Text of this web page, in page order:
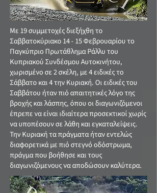
Με 19 συμμετοχές διεξήχθη το
Σαββατοκύριακο 14 - 15 Φεβρουαρίου το
Παγκύπριο Πρωτάθλημα Ράλλυ του
Κυπριακού Συνδέσμου Αυτοκινήτου,
χωρισμένο σε 2 σκέλη, με 4 ειδικές το
Σάββατο και 4 την Κυριακή. Οι ειδικές του
Σαββάτου ήταν πιό απαιτητικές λόγο της
βροχής και λάσπης, όπου οι διαγωνιζόμενοι
έπρεπε να είναι ιδιαίτερα προσεκτικοί χωρίς
να υποπέσουν σε λάθη και εγκαταλείψεις.
Την Κυριακή τα πράγματα ήταν εντελώς
διαφορετικά με πιό στεγνό οδόστρωμα,
πράγμα που βοήθησε και τους
διαγωνιζόμενους να αποδώσουν καλύτερα.